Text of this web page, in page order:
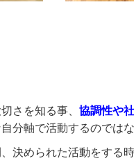
さを知る事、協調性や
分軸で活動するのではな
決められた活動をする時